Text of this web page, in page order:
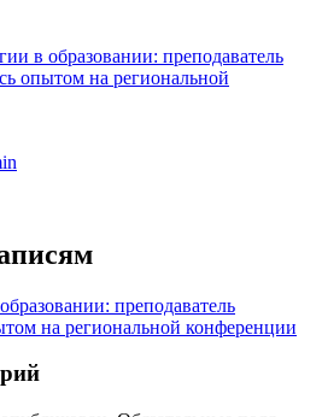
в образовании: преподаватель
опытом на региональной
преподаватель
на региональной конференции